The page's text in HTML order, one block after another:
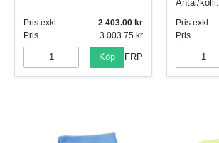
Pris exkl.
2 403.00
Pris
3 003.75
Köp FRP
Antal/kolli:
Pris exkl.
Pris